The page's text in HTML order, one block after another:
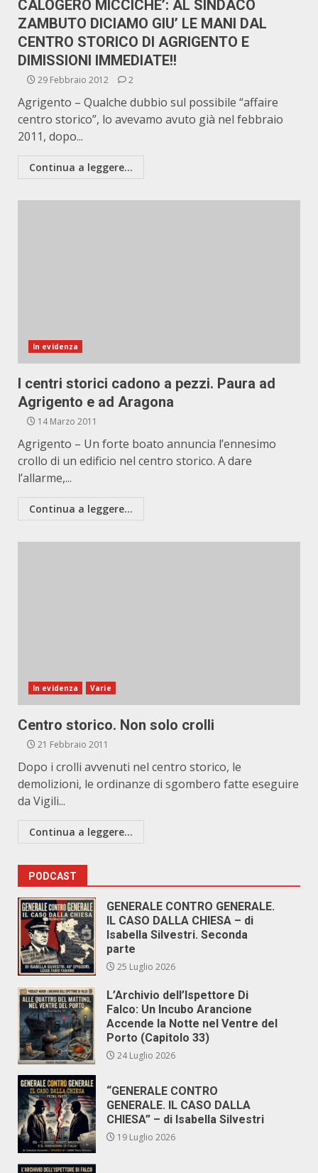
CALOGERO MICCICHE’: AL SINDACO
ZAMBUTO DICIAMO GIU’ LE MANI DAL
CENTRO STORICO DI AGRIGENTO E
DIMISSIONI IMMEDIATE!!
29 Febbraio 2012 2
Agrigento – Qualche dubbio sul possibile “affaire
centro storico”, lo avevamo avuto già nel febbraio
2011, dopo...
Continua a leggere...
In evidenza
I centri storici cadono a pezzi. Paura ad
Agrigento e ad Aragona
14 Marzo 2011
Agrigento – Un forte boato annuncia l’ennesimo
crollo di un edificio nel centro storico. A dare
l’allarme,...
Continua a leggere...
In evidenza Varie
Centro storico. Non solo crolli
21 Febbraio 2011
Dopo i crolli avvenuti nel centro storico, le
demolizioni, le ordinanze di sgombero fatte eseguire
da Vigili...
Continua a leggere...
PODCAST
GENERALE CONTRO GENERALE.
IL CASO DALLA CHIESA – di
Isabella Silvestri. Seconda
parte
25 Luglio 2026
L’Archivio dell’Ispettore Di
Falco: Un Incubo Arancione
Accende la Notte nel Ventre del
Porto (Capitolo 33)
24 Luglio 2026
“GENERALE CONTRO
GENERALE. IL CASO DALLA
CHIESA” – di Isabella Silvestri
19 Luglio 2026